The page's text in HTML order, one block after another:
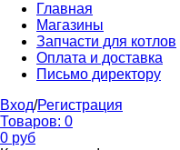
Главная
Магазины
Запчасти для котлов
Оплата и доставка
Письмо директору
Вход/Регистрация
Товаров: 0
0 руб